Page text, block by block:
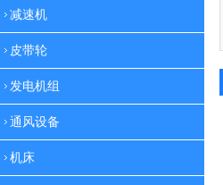
减速机
皮带轮
发电机组
通风设备
机床